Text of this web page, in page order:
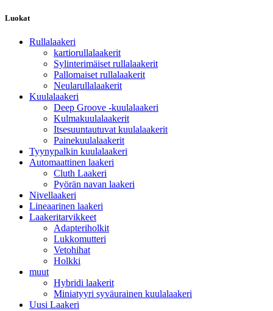
Luokat
Rullalaakeri
kartiorullalaakerit
Sylinterimäiset rullalaakerit
Pallomaiset rullalaakerit
Neularullalaakerit
Kuulalaakeri
Deep Groove -kuulalaakeri
Kulmakuulalaakerit
Itsesuuntautuvat kuulalaakerit
Painekuulalaakerit
Tyynypalkin kuulalaakeri
Automaattinen laakeri
Cluth Laakeri
Pyörän navan laakeri
Nivellaakeri
Lineaarinen laakeri
Laakeritarvikkeet
Adapteriholkit
Lukkomutteri
Vetohihat
Holkki
muut
Hybridi laakerit
Miniatyyri syväurainen kuulalaakeri
Uusi Laakeri